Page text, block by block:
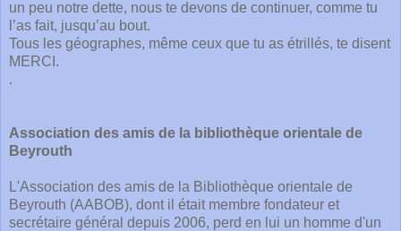
un peu notre dette, nous te devons de continuer, comme tu
l’as fait, jusqu’au bout.
Tous les géographes, même ceux que tu as étrillés, te disent
MERCI.
.
Association des amis de la bibliothèque orientale de
Beyrouth
L'Association des amis de la Bibliothèque orientale de
Beyrouth (AABOB), dont il était membre fondateur et
secrétaire général depuis 2006, perd en lui un homme d'un